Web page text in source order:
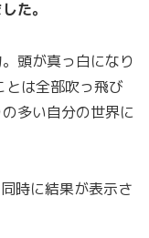
た。
頭が真っ白になり
とは全部吹っ飛び
多い自分の世界に
時に結果が表示さ